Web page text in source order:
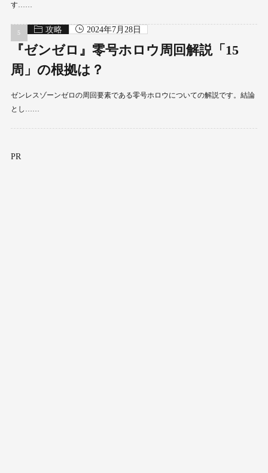
す……
攻略 2024年7月28日
『ゼンゼロ』零号ホロウ周回解説「15
周」の根拠は？
ゼンレスゾーンゼロの周回要素である零号ホロウについての解説です。結論
とし……
PR